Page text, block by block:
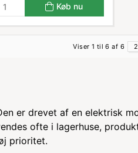
Køb nu
Viser 1 til 6 af 6
er drevet af en elektrisk
ofte i lagerhuse,
prioritet.